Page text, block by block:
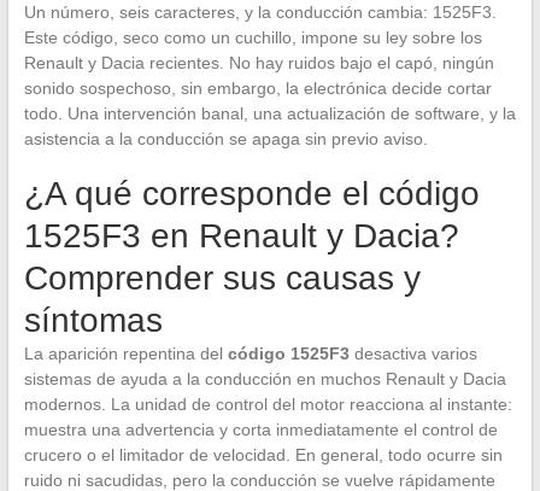
Un número, seis caracteres, y la conducción cambia: 1525F3.
Este código, seco como un cuchillo, impone su ley sobre los
Renault y Dacia recientes. No hay ruidos bajo el capó, ningún
sonido sospechoso, sin embargo, la electrónica decide cortar
todo. Una intervención banal, una actualización de software, y la
asistencia a la conducción se apaga sin previo aviso.
¿A qué corresponde el código
1525F3 en Renault y Dacia?
Comprender sus causas y
síntomas
La aparición repentina del código 1525F3desactiva varios
sistemas de ayuda a la conducción en muchos Renault y Dacia
modernos. La unidad de control del motor reacciona al instante:
muestra una advertencia y corta inmediatamente el control de
crucero o el limitador de velocidad. En general, todo ocurre sin
ruido ni sacudidas, pero la conducción se vuelve rápidamente